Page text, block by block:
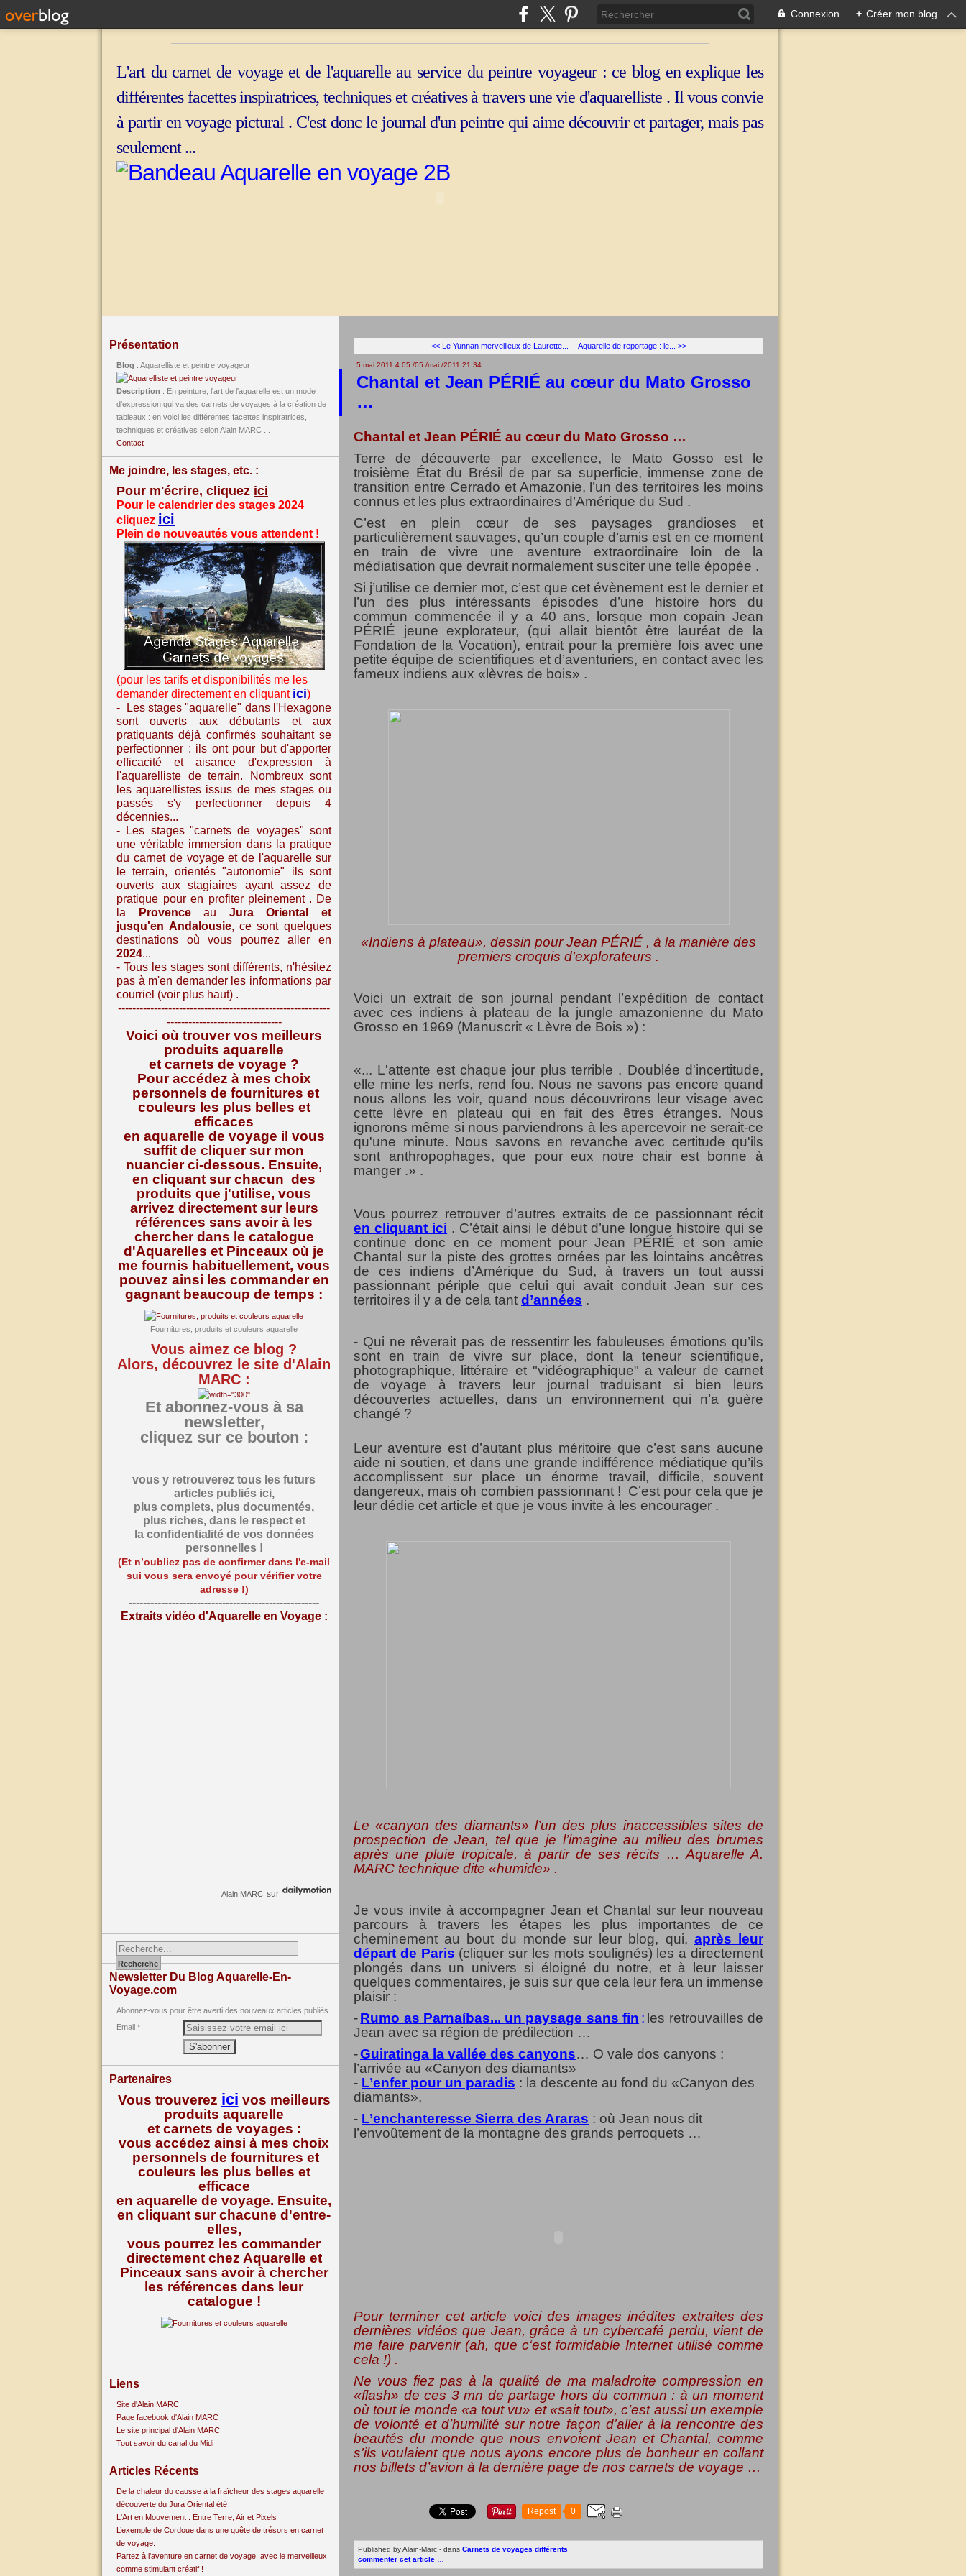
Connexion + Créer mon blog
L'art du carnet de voyage et de l'aquarelle au service du peintre voyageur : ce blog en explique les
différentes facettes inspiratrices, techniques et créatives à travers une vie d'aquarelliste . Il vous convie
à partir en voyage pictural . C'est donc le journal d'un peintre qui aime découvrir et partager, mais pas
seulement ...
Présentation
Blog : Aquarelliste et peintre voyageur
Description : En peinture, l'art de l'aquarelle est un mode
d'expression qui va des carnets de voyages à la création de
tableaux : en voici les différentes facettes inspiratrices,
techniques et créatives selon Alain MARC ...
Contact
Me joindre, les stages, etc. :
Pour m'écrire, cliquez ici
Pour le calendrier des stages 2024
cliquez ici
Plein de nouveautés vous attendent !
(pour les tarifs et disponibilités me les
demander directement en cliquant ici)
- Les stages "aquarelle" dans l'Hexagone
sont ouverts aux débutants et aux
pratiquants déjà confirmés souhaitant se
perfectionner : ils ont pour but d'apporter
efficacité et aisance d'expression à
l'aquarelliste de terrain. Nombreux sont
les aquarellistes issus de mes stages ou
passés s'y perfectionner depuis 4
décennies...
- Les stages "carnets de voyages" sont
une véritable immersion dans la pratique
du carnet de voyage et de l'aquarelle sur
le terrain, orientés "autonomie" ils sont
ouverts aux stagiaires ayant assez de
pratique pour en profiter pleinement . De
la
Provenceau Jura Oriental
et
jusqu'en Andalousie, ce sont quelques
destinations où vous pourrez aller en
2024...
- Tous les stages sont différents, n'hésitez
pas à m'en demander les informations par
courriel (voir plus haut) .
-----------------------------------------------------------
--------------------------------
Voici où trouver vos meilleurs
produits aquarelle
et carnets de voyage ?
Pour accédez à mes choix
personnels de fournitures et
couleurs les plus belles et
efficaces
en aquarelle de voyage il vous
suffit de cliquer sur mon
nuancier ci-dessous. Ensuite,
en cliquant sur chacun des
produits que j'utilise, vous
arrivez directement sur leurs
références sans avoir à les
chercher dans le catalogue
d'Aquarelles et Pinceaux où je
me fournis habituellement, vous
pouvez ainsi les commander en
gagnant beaucoup de temps :
Fournitures, produits et couleurs aquarelle
Vous aimez ce blog ?
Alors, découvrez le site d'Alain
MARC :
Et abonnez-vous à sa
newsletter,
cliquez sur ce bouton :
vous y retrouverez tous les futurs
articles publiés ici,
plus complets, plus documentés,
plus riches, dans le respect et
la confidentialité de vos données
personnelles !
(Et n’oubliez pas de confirmer dans l'e-mail
sui vous sera envoyé pour vérifier votre
adresse !)
-----------------------------------------------------
Extraits vidéo d'Aquarelle en Voyage :
Alain MARC sur
Newsletter Du Blog Aquarelle-En-
Voyage.com
Abonnez-vous pour être averti des nouveaux articles publiés.
Email
Partenaires
Vous trouverez ici vos meilleurs
produits aquarelle
et carnets de voyages :
vous accédez ainsi à mes choix
personnels de fournitures et
couleurs les plus belles et
efficace
en aquarelle de voyage. Ensuite,
en cliquant sur chacune d'entre-
elles,
vous pourrez les commander
directement chez Aquarelle et
Pinceaux sans avoir à chercher
les références dans leur
catalogue !
Liens
Site d'Alain MARC
Page facebook d'Alain MARC
Le site principal d'Alain MARC
Tout savoir du canal du Midi
Articles Récents
De la chaleur du causse à la fraîcheur des stages aquarelle
découverte du Jura Oriental été
L'Art en Mouvement : Entre Terre, Air et Pixels
L’exemple de Cordoue dans une quête de trésors en carnet
de voyage.
Partez à l'aventure en carnet de voyage, avec le merveilleux
comme stimulant créatif !
<< Le Yunnan merveilleux de Laurette... Aquarelle de reportage : le... >>
5 mai 2011 4 05 /05 /mai /2011 21:34
Chantal et Jean PÉRIÉ au cœur du Mato Grosso
…
Chantal et Jean PÉRIÉ au cœur du Mato Grosso …
Terre de découverte par excellence, le Mato Gosso est le
troisième État du Brésil de par sa superficie, immense zone de
transition entre Cerrado et Amazonie, l’un des territoires les moins
connus et les plus extraordinaires d’Amérique du Sud .
C’est en plein cœur de ses paysages grandioses et
particulièrement sauvages, qu’un couple d’amis est en ce moment
en train de vivre une aventure extraordinaire loin de la
médiatisation que devrait normalement susciter une telle épopée .
Si j’utilise ce dernier mot, c’est que cet évènement est le dernier et
l’un des plus intéressants épisodes d’une histoire hors du
commun commencée il y a 40 ans, lorsque mon copain Jean
PÉRIÉ jeune explorateur, (qui allait bientôt être lauréat de la
Fondation de la Vocation), entrait pour la première fois avec une
petite équipe de scientifiques et d’aventuriers, en contact avec les
fameux indiens aux «lèvres de bois» .
«Indiens à plateau», dessin pour Jean PÉRIÉ , à la manière des
premiers croquis d’explorateurs .
Voici un extrait de son journal pendant l’expédition de contact
avec ces indiens à plateau de la jungle amazonienne du Mato
Grosso en 1969 (Manuscrit « Lèvre de Bois ») :
«... L'attente est chaque jour plus terrible . Doublée d'incertitude,
elle mine les nerfs, rend fou. Nous ne savons pas encore quand
nous allons les voir, quand nous découvrirons leur visage avec
cette lèvre en plateau qui en fait des êtres étranges. Nous
ignorons même si nous parviendrons à les apercevoir ne serait-ce
qu'une minute. Nous savons en revanche avec certitude qu'ils
sont anthropophages, que pour eux notre chair est bonne à
manger .» .
Vous pourrez retrouver d’autres extraits de ce passionnant récit
en cliquant ici . C’était ainsi le début d’une longue histoire qui se
continue donc en ce moment pour Jean PÉRIÉ et son amie
Chantal sur la piste des grottes ornées par les lointains ancêtres
de ces indiens d’Amérique du Sud, à travers un tout aussi
passionnant périple que celui qui avait conduit Jean sur ces
territoires il y a de cela tant d’années .
- Qui ne rêverait pas de ressentirr les fabuleuses émotions qu’ils
sont en train de vivre sur place, dont la teneur scientifique,
photographique, littéraire et "vidéographique" a valeur de carnet
de voyage à travers leur journal traduisant si bien leurs
découvertes actuelles, dans un environnement qui n’a guère
changé ?
Leur aventure est d’autant plus méritoire que c’est sans aucune
aide ni soutien, et dans une grande indifférence médiatique qu’ils
accomplissent sur place un énorme travail, difficile, souvent
dangereux, mais oh combien passionnant ! C’est pour cela que je
leur dédie cet article et que je vous invite à les encourager .
Le «canyon des diamants» l’un des plus inaccessibles sites de
prospection de Jean, tel que je l’imagine au milieu des brumes
après une pluie tropicale, à partir de ses récits … Aquarelle A.
MARC technique dite «humide» .
Je vous invite à accompagner Jean et Chantal sur leur nouveau
parcours à travers les étapes les plus importantes de ce
cheminement au bout du monde sur leur blog, qui, après leur
départ de Paris (cliquer sur les mots soulignés) les a directement
plongés dans un univers si éloigné du notre, et à leur laisser
quelques commentaires, je suis sur que cela leur fera un immense
plaisir :
-Rumo as Parnaíbas... un paysage sans fin : les retrouvailles de
Jean avec sa région de prédilection …
-Guiratinga la vallée des canyons… O vale dos canyons :
l’arrivée au «Canyon des diamants»
- L’enfer pour un paradis : la descente au fond du «Canyon des
diamants»,
- L’enchanteresse Sierra des Araras : où Jean nous dit
l’envoûtement de la montagne des grands perroquets …
Pour terminer cet article voici des images inédites extraites des
dernières vidéos que Jean, grâce à un cybercafé perdu, vient de
me faire parvenir (ah, que c‘est formidable Internet utilisé comme
cela !) .
Ne vous fiez pas à la qualité de ma maladroite compression en
«flash» de ces 3 mn de partage hors du commun : à un moment
où tout le monde «a tout vu» et «sait tout», c’est aussi un exemple
de volonté et d’humilité sur notre façon d’aller à la rencontre des
beautés du monde que nous envoient Jean et Chantal, comme
s’ils voulaient que nous ayons encore plus de bonheur en collant
nos billets d’avion à la dernière page de nos carnets de voyage …
Repost 0
Published by Alain-Marc - dans Carnets de voyages différents
commenter cet article